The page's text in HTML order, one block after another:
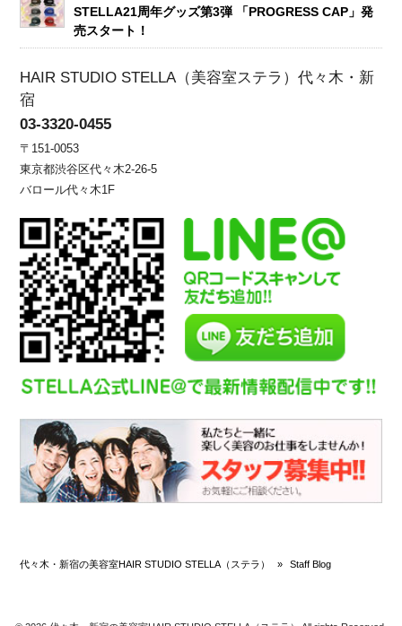
STELLA21周年グッズ第3弾 「PROGRESS CAP」発
売スタート！
HAIR STUDIO STELLA（美容室ステラ）代々木・新
宿
03-3320-0455
〒151-0053
東京都渋谷区代々木2-26-5
バロール代々木1F
代々木・新宿の美容室HAIR STUDIO STELLA（ステラ） » Staff Blog